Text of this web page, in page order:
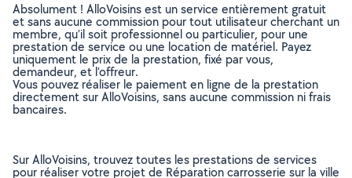
Absolument ! AlloVoisins est un service entièrement gratuit
et sans aucune commission pour tout utilisateur cherchant un
membre, qu’il soit professionnel ou particulier, pour une
prestation de service ou une location de matériel. Payez
uniquement le prix de la prestation, fixé par vous,
demandeur, et l’offreur.
Vous pouvez réaliser le paiement en ligne de la prestation
directement sur AlloVoisins, sans aucune commission ni frais
bancaires.
Sur AlloVoisins, trouvez toutes les prestations de services
pour réaliser votre projet de Réparation carrosserie sur la ville